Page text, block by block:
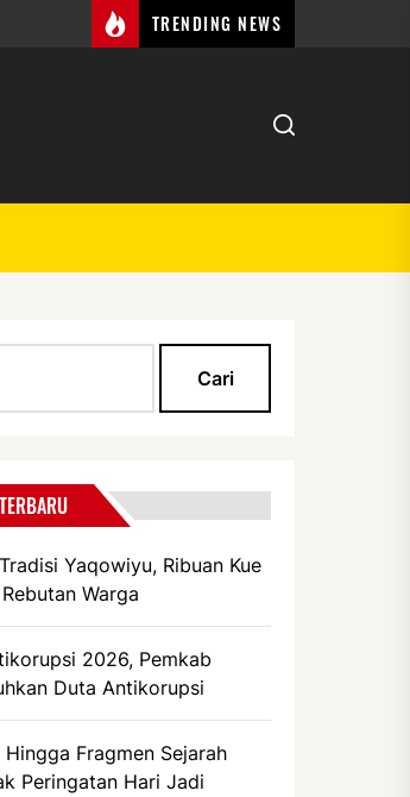
TRENDING NEWS
Yaqowiyu, Ribuan Kue
Warga
2026, Pemkab
Duta Antikorupsi
Hingga Fragmen Sejarah
Peringatan Hari Jadi